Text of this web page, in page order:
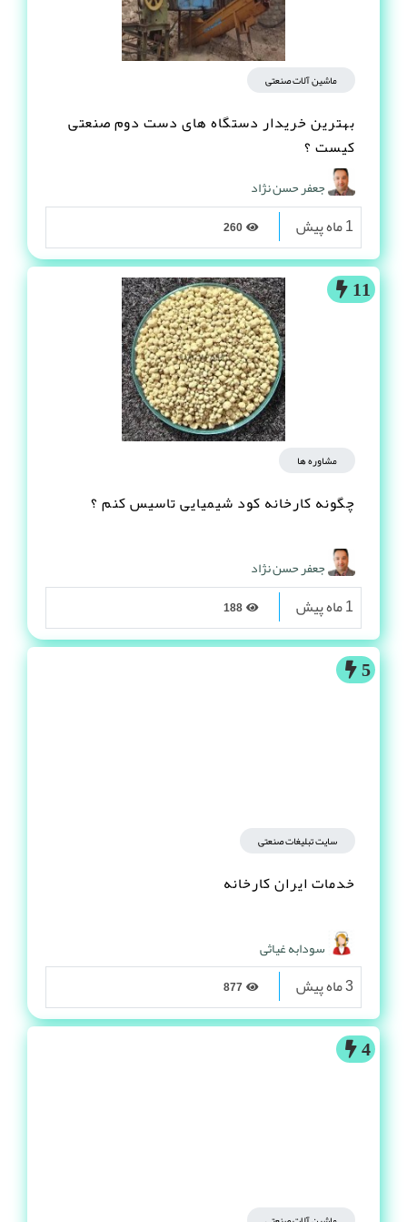
ماشین آلات صنعتی
بهترین خریدار دستگاه های دست دوم صنعتی
کیست ؟
جعفر حسن نژاد
1 ماه پیش
11
مشاوره ها
چگونه کارخانه کود شیمیایی تاسیس کنم ؟
جعفر حسن نژاد
1 ماه پیش
5
سایت تبلیغات صنعتی
خدمات ایران کارخانه
سودابه غیاثی
3 ماه پیش
4